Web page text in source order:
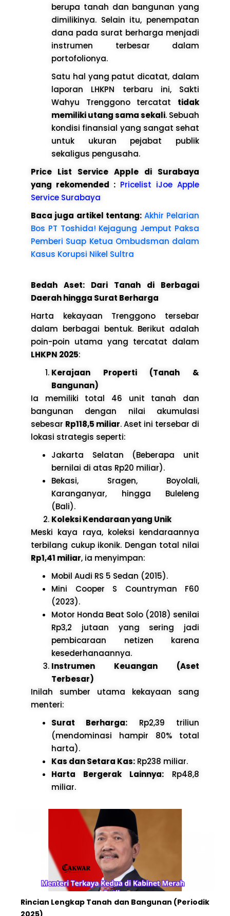
berupa tanah dan bangunan yang
dimilikinya. Selain itu, penempatan
dana pada surat berharga menjadi
instrumen terbesar dalam
portofolionya.
Satu hal yang patut dicatat, dalam
laporan LHKPN terbaru ini, Sakti
Wahyu Trenggono tercatat tidak
memiliki utang sama sekali. Sebuah
kondisi finansial yang sangat sehat
untuk ukuran pejabat publik
sekaligus pengusaha.
Price List Service Apple di Surabaya
yang rekomended : Pricelist iJoe Apple
Service Surabaya
Baca juga artikel tentang: Akhir Pelarian
Bos PT Toshida! Kejagung Jemput Paksa
Pemberi Suap Ketua Ombudsman dalam
Kasus Korupsi Nikel Sultra
Bedah Aset: Dari Tanah di Berbagai
Daerah hingga Surat Berharga
Harta kekayaan Trenggono tersebar
dalam berbagai bentuk. Berikut adalah
poin-poin utama yang tercatat dalam
LHKPN 2025:
Kerajaan Properti (Tanah &
Bangunan)
Ia memiliki total 46 unit tanah dan
bangunan dengan nilai akumulasi
sebesar Rp118,5 miliar. Aset ini tersebar di
lokasi strategis seperti:
Jakarta Selatan (Beberapa unit
bernilai di atas Rp20 miliar).
Bekasi, Sragen, Boyolali,
Karanganyar, hingga Buleleng
(Bali).
Koleksi Kendaraan yang Unik
Meski kaya raya, koleksi kendaraannya
terbilang cukup ikonik. Dengan total nilai
Rp1,41 miliar, ia menyimpan:
Mobil Audi RS 5 Sedan (2015).
Mini Cooper S Countryman F60
(2023).
Motor Honda Beat Solo (2018) senilai
Rp3,2 jutaan yang sering jadi
pembicaraan netizen karena
kesederhanaannya.
Instrumen Keuangan (Aset
Terbesar)
Inilah sumber utama kekayaan sang
menteri:
Surat Berharga: Rp2,39 triliun
(mendominasi hampir 80% total
harta).
Kas dan Setara Kas: Rp238 miliar.
Harta Bergerak Lainnya: Rp48,8
miliar.
Rincian Lengkap Tanah dan Bangunan (Periodik
2025)